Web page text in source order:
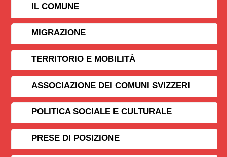
IL COMUNE
MIGRAZIONE
TERRITORIO E MOBILITÀ
ASSOCIAZIONE DEI COMUNI SVIZZERI
POLITICA SOCIALE E CULTURALE
PRESE DI POSIZIONE